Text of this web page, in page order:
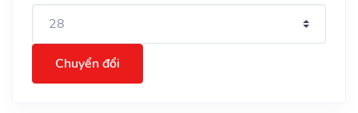
Chuyển đổi